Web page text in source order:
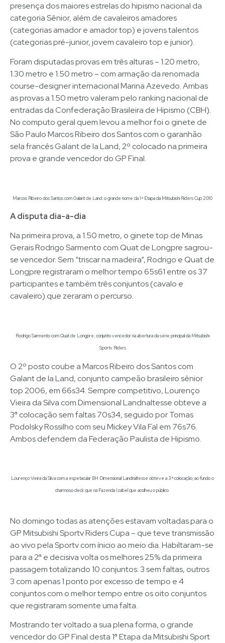
presença dos maiores estrelas do hipismo nacional da
categoria Sênior, além de cavaleiros amadores
(categorias amador e amador top) e jovens talentos
(categorias pré-junior, jovem cavaleiro top e junior).
Foram disputadas provas em três alturas – 1.20 metro,
1.30 metro e 1.50 metro – com armação da renomada
course-designer internacional Marina Azevedo. Ambas
as provas a 1.50 metro valeram pelo ranking nacional de
entradas da Confederação Brasileira de Hipismo (CBH).
No computo geral quem levou a melhor foi o ginete de
São Paulo Marcos Ribeiro dos Santos com o garanhão
sela francês Galant de la Land, 2º colocado na primeira
prova e grande vencedor do GP Final.
Marcos Ribeiro dos Santos com Galant de Land: o grande nome da 1ª Etapa da Mitsubishi Riders Cup 2010
A disputa dia-a-dia
Na primeira prova, a 1.50 metro, o ginete top de Minas
Gerais Rodrigo Sarmento com Quat de Longpre sagrou-
se vencedor. Sem “triscar na madeira”, Rodrigo e Quat de
Longpre registraram o melhor tempo 65s61 entre os 37
participantes e também três conjuntos (cavalo e
cavaleiro) que zeraram o percurso.
Rodrigo Sarmento com Quat de Longpre, conjunto vencedor na abertura da série principal da Mitsubishi
Sportv Riders
O 2º posto coube a Marcos Ribeiro dos Santos com
Galant de la Land, conjunto campeão brasileiro sênior
top 2006, em 66s34. Sempre competitivo, Lourenço
Vieira da Silva com Dimensional Landnaltesse obteve a
3ª colocação sem faltas 70s34, seguido por Tomas
Podolsky Rossilho com seu Mickey Vila Fal em 76s76.
Ambos defendem da Federação Paulista de Hipismo.
Lourenço Vieira da Silva com a espetacular BH Dimensional Landnaltesse obteve a 3ª colocação; ao fundo o
charmoso deck que na Fazenda Izabel que acolheu o público
No domingo todas as atenções estavam voltadas para o
GP Mitsubishi Sportv Riders Cupa – que teve transmissão
ao vivo pela Sportv com ínicio ao meio dia. Habiltaram-se
para a 2ª e decisiva volta os melhores 25% da primeira
passagem totalizando 10 conjuntos: 3 sem faltas, outros
3 com apenas 1 ponto por excesso de tempo e 4
conjuntos com o melhor tempo entre os oito conjuntos
que registraram somente uma falta.
Mostrando ter voltado a sua plena forma, o grande
vencedor do GP Final desta 1ª Etapa da Mitsubishi Sport